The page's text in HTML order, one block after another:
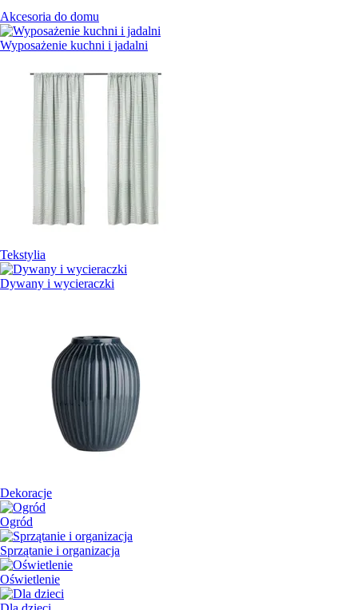
Akcesoria do domu
Wyposażenie kuchni i jadalni
Tekstylia
Dywany i wycieraczki
Dekoracje
Ogród
Sprzątanie i organizacja
Oświetlenie